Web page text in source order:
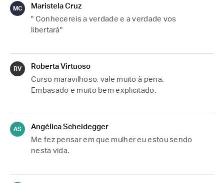
MC
Maristela Cruz
" Conhecereis a verdade e a verdade vos
libertará"
RV
Roberta Virtuoso
Curso maravilhoso, vale muito à pena.
Embasado e muito bem explicitado.
AS
Angélica Scheidegger
Me fez pensar em que mulher eu estou sendo
nesta vida.